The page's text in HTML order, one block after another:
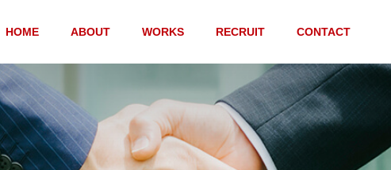
HOME ABOUT WORKS RECRUIT CONTACT